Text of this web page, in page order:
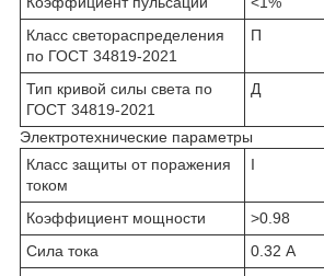
Класс светораспределения
по ГОСТ 34819-2021
П
Тип кривой силы света по
ГОСТ 34819-2021
Д
Электротехнические параметры
Класс защиты от поражения
током
I
Коэффициент мощности
>0.98
Сила тока
0.32 А